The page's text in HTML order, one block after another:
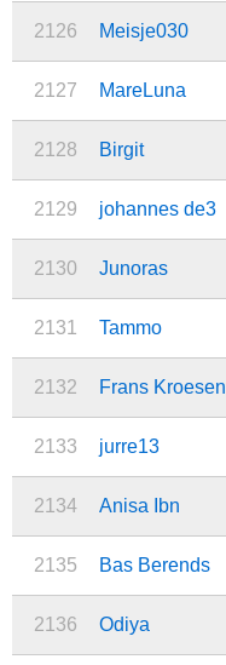
2126 Meisje030
2127 MareLuna
2128 Birgit
2129 johannes de3
2130 Junoras
2131 Tammo
2132 Frans Kroesen
2133 jurre13
2134 Anisa Ibn
2135 Bas Berends
2136 Odiya